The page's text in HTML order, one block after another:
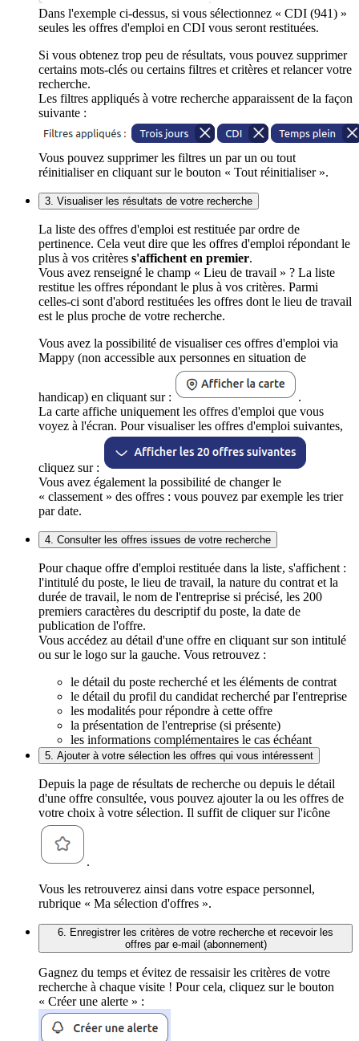
Dans l'exemple ci-dessus, si vous sélectionnez « CDI (941) »
seules les offres d'emploi en CDI vous seront restituées.
Si vous obtenez trop peu de résultats, vous pouvez supprimer
certains mots-clés ou certains filtres et critères et relancer votre
recherche.
Les filtres appliqués à votre recherche apparaissent de la façon
suivante :
Vous pouvez supprimer les filtres un par un ou tout
réinitialiser en cliquant sur le bouton « Tout réinitialiser ».
3. Visualiser les résultats de votre recherche
La liste des offres d'emploi est restituée par ordre de
pertinence. Cela veut dire que les offres d'emploi répondant le
plus à vos critères s'affichent en premier.
Vous avez renseigné le champ « Lieu de travail » ? La liste
restitue les offres répondant le plus à vos critères. Parmi
celles-ci sont d'abord restituées les offres dont le lieu de travail
est le plus proche de votre recherche.
Vous avez la possibilité de visualiser ces offres d'emploi via
Mappy (non accessible aux personnes en situation de
handicap) en cliquant sur :
.
La carte affiche uniquement les offres d'emploi que vous
voyez à l'écran. Pour visualiser les offres d'emploi suivantes,
cliquez sur :
Vous avez également la possibilité de changer le
« classement » des offres : vous pouvez par exemple les trier
par date.
4. Consulter les offres issues de votre recherche
Pour chaque offre d'emploi restituée dans la liste, s'affichent :
l'intitulé du poste, le lieu de travail, la nature du contrat et la
durée de travail, le nom de l'entreprise si précisé, les 200
premiers caractères du descriptif du poste, la date de
publication de l'offre.
Vous accédez au détail d'une offre en cliquant sur son intitulé
ou sur le logo sur la gauche. Vous retrouvez :
le détail du poste recherché et les éléments de contrat
le détail du profil du candidat recherché par l'entreprise
les modalités pour répondre à cette offre
la présentation de l'entreprise (si présente)
les informations complémentaires le cas échéant
5. Ajouter à votre sélection les offres qui vous intéressent
Depuis la page de résultats de recherche ou depuis le détail
d'une offre consultée, vous pouvez ajouter la ou les offres de
votre choix à votre sélection. Il suffit de cliquer sur l'icône
.
Vous les retrouverez ainsi dans votre espace personnel,
rubrique « Ma sélection d'offres ».
6. Enregistrer les critères de votre recherche et recevoir les
offres par e-mail (abonnement)
Gagnez du temps et évitez de ressaisir les critères de votre
recherche à chaque visite ! Pour cela, cliquez sur le bouton
« Créer une alerte » :